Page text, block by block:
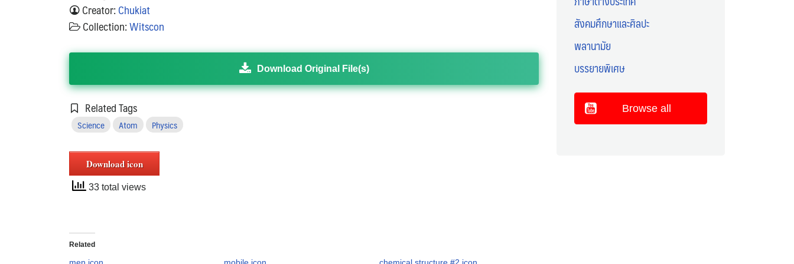
Creator:Chukiat
Collection:Witscon
Download Original File(s)
Related Tags
Science Atom Physics
Download icon
33 total views
Related
สังคมศึกษาและศิลปะ
พลานามัย
บรรยายพิเศษ
Browse all